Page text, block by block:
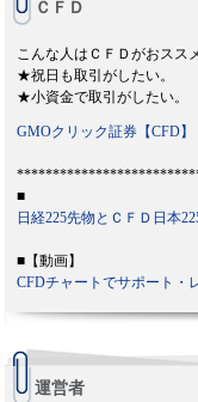
ＣＦＤ
こんな人はＣＦＤがおスス
★祝日も取引がしたい。
★小資金で取引がしたい。
GMOクリック証券【CFD】
■
日経225先物とＣＦＤ日本
■【動画】
CFDチャートでサポート・
運営者